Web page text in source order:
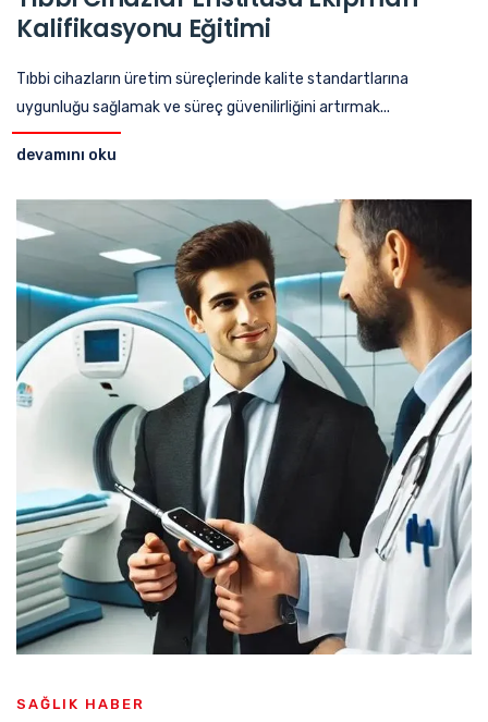
Kalifikasyonu Eğitimi
Tıbbi cihazların üretim süreçlerinde kalite standartlarına
uygunluğu sağlamak ve süreç güvenilirliğini artırmak...
devamını oku
SAĞLIK HABER